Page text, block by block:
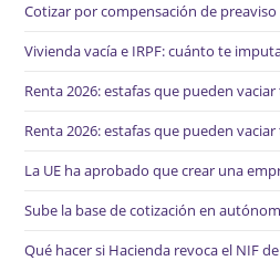
Cotizar por compensación de
Vivienda vacía e IRPF: cuánto te
Renta 2026: estafas que pueden
Renta 2026: estafas que pueden
La UE ha aprobado que crear una
Sube la base de cotización en
Qué hacer si Hacienda revoca el NIF